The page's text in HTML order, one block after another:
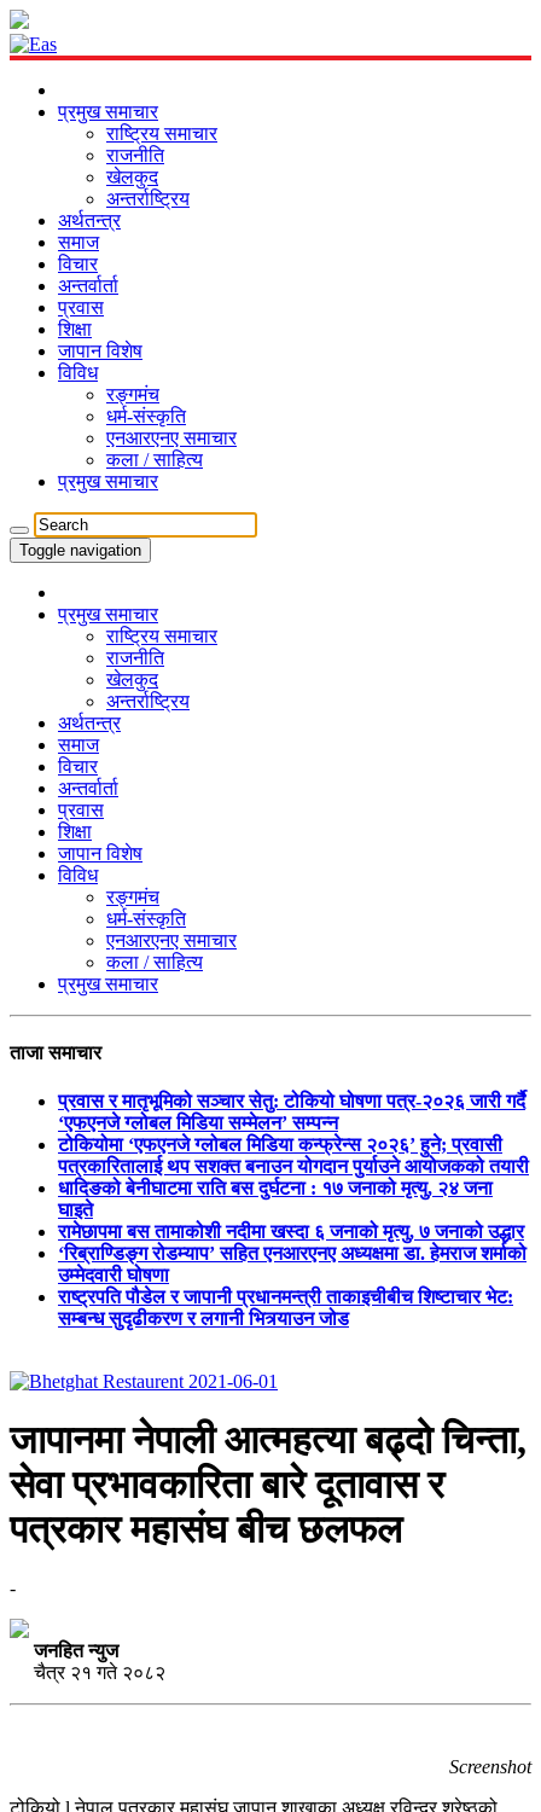
प्रमुख समाचार
राष्ट्रिय समाचार
राजनीति
खेलकुद
अन्तर्राष्ट्रिय
अर्थतन्त्र
समाज
विचार
अन्तर्वार्ता
प्रवास
शिक्षा
जापान विशेष
विविध
रङ्गमंच
धर्म-संस्कृति
एनआरएनए समाचार
कला / साहित्य
प्रमुख समाचार
Toggle navigation
प्रमुख समाचार
राष्ट्रिय समाचार
राजनीति
खेलकुद
अन्तर्राष्ट्रिय
अर्थतन्त्र
समाज
विचार
अन्तर्वार्ता
प्रवास
शिक्षा
जापान विशेष
विविध
रङ्गमंच
धर्म-संस्कृति
एनआरएनए समाचार
कला / साहित्य
प्रमुख समाचार
ताजा समाचार
प्रवास र मातृभूमिको सञ्चार सेतु: टोकियो घोषणा पत्र-२०२६ जारी गर्दै
‘एफएनजे ग्लोबल मिडिया सम्मेलन’ सम्पन्न
टोकियोमा ‘एफएनजे ग्लोबल मिडिया कन्फ्रेन्स २०२६’ हुने; प्रवासी
पत्रकारितालाई थप सशक्त बनाउन योगदान पुर्याउने आयोजकको तयारी
धादिङको बेनीघाटमा राति बस दुर्घटना : १७ जनाको मृत्यु, २४ जना
घाइते
रामेछापमा बस तामाकोशी नदीमा खस्दा ६ जनाको मृत्यु, ७ जनाको उद्धार
‘रिब्राण्डिङ्ग रोडम्याप’ सहित एनआरएनए अध्यक्षमा डा. हेमराज शर्माको
उम्मेदवारी घोषणा
राष्ट्रपति पौडेल र जापानी प्रधानमन्त्री ताकाइचीबीच शिष्टाचार भेट:
सम्बन्ध सुदृढीकरण र लगानी भित्र्याउन जोड
जापानमा नेपाली आत्महत्या बढ्दो चिन्ता,
सेवा प्रभावकारिता बारे दूतावास र
पत्रकार महासंघ बीच छलफल
-
जनहित न्युज
चैत्र २१ गते २०८२
Screenshot